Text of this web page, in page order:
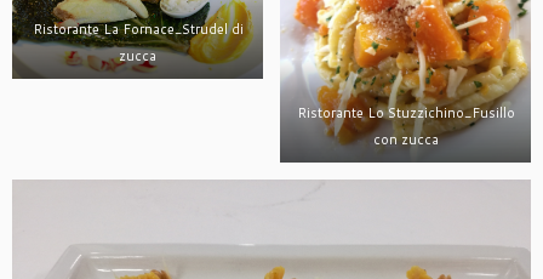
Ristorante La Fornace_Strudel di
zucca
Ristorante Lo Stuzzichino_Fusillo
con zucca